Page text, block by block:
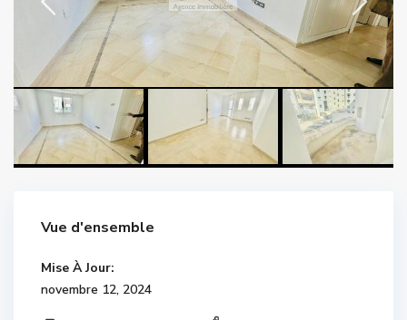
Vue d'ensemble
Mise À Jour:
novembre 12, 2024